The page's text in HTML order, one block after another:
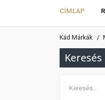
CÍMLAP
Kád Márkák
Keresés